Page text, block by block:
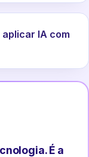
IA com
É a